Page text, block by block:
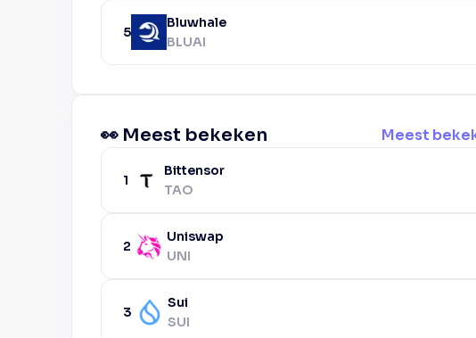
5
Bluwhale
BLUAI
👀 Meest bekeken Meest
1
Bittensor
TAO
2
Uniswap
UNI
3
Sui
SUI